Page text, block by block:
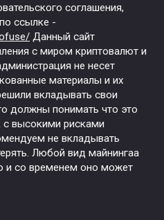
соглашения,
ссылке -
Данный сайт
с миром криптовалют и
не несет
материалы и их
вкладывать свои
должны понимать что это
с высокими рисками
не вкладывать
Любой вид майнингаа
и со временем оно может